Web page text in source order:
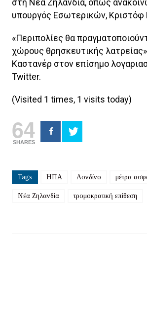
στη Νέα Ζηλανδία, όπως
υπουργός Εσωτερικών, Κριστόφ
«Περιπολίες θα
χώρους θρησκευτικής
Καστανέρ στον επίσημο
Twitter.
(Visited 1 times, 1 visits today)
64
SHARES
Tags ΗΠΑ Λονδίνο μέτρα
Νέα Ζηλανδία τρομοκρατική επίθεση